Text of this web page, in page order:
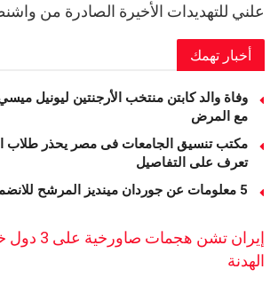
علني للتهديدات الأخيرة الصادرة من
أخبار تهمك
وفاة والد كابتن منتخب الأرجنتين ليونيل
مع المرض
مكتب تنسيق الجامعات فى مصر يحذر طلاب
تعرف على التفاصيل
5 معلومات عن جوردان مينديز المرشح للانضمام للأهلى المصرى
إيران تشن
الهدنة